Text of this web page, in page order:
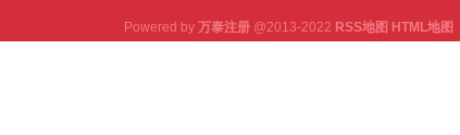
Powered by 万泰注册@2013-2022 RSS地图 HTML地图